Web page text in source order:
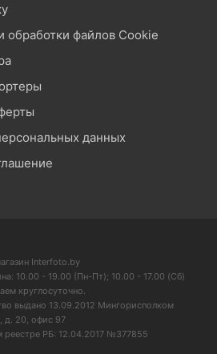
обработки файлов Cookie
данных
Interfoto.by
10.00 - 19.00 (Пн-Пт); 10.00 - 17.00 (Сб)
круглосуточно.
выдано 13.09.2012 Мингорисполком
д. 20, офис 97
реестре РБ: 12.04.2017 №377855